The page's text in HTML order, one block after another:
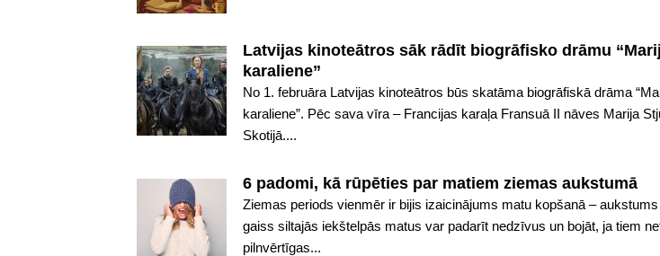
Latvijas kinoteātros sāk rādīt biogrāfisko drāmu
karaliene”
No 1. februāra Latvijas kinoteātros būs skatāma biogrāfiskā drāma
karaliene”. Pēc sava vīra – Francijas karaļa Fransuā II nāves Marija
Skotijā....
6 padomi, kā rūpēties par matiem ziemas aukstumā
Ziemas periods vienmēr ir bijis izaicinājums matu kopšanā –
gaiss siltajās iekštelpās matus var padarīt nedzīvus un bojāt, ja tiem
pilnvērtīgas...